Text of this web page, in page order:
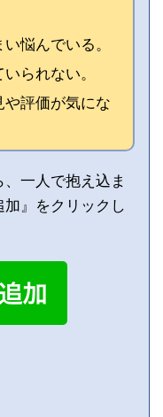
悩んでいる。
られない。
評価が気にな
一人で抱え込ま
』をクリックし